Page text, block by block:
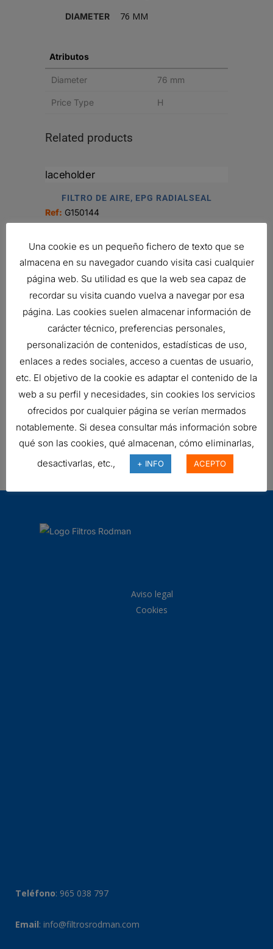
DIAMETER 76 MM
Atributos
Diameter 76 mm
Price Type H
Related products
FILTRO DE AIRE, EPG RADIALSEAL
Ref: G150144
FILTRO DE AIRE, PSD POWERCORE
243,22€
Ref:D090101
AIR FILTER, PRIMARY ROUND
66,05€
Ref:P956815
Ref:B130059
Aviso legal
Cookies
Teléfono: 965 038 797
Email: info@filtrosrodman.com
Una cookie es un pequeño fichero de texto que se
almacena en su navegador cuando visita casi cualquier
página web. Su utilidad es que la web sea capaz de
recordar su visita cuando vuelva a navegar por esa
página. Las cookies suelen almacenar información de
carácter técnico, preferencias personales,
personalización de contenidos, estadísticas de uso,
enlaces a redes sociales, acceso a cuentas de usuario,
etc. El objetivo de la cookie es adaptar el contenido de la
web a su perfil y necesidades, sin cookies los servicios
ofrecidos por cualquier página se verían mermados
notablemente. Si desea consultar más información sobre
qué son las cookies, qué almacenan, cómo eliminarlas,
desactivarlas, etc.,
+ INFO ACEPTO